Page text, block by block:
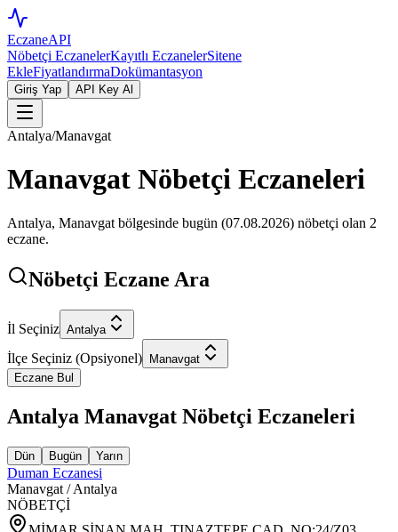
EczaneAPI
Nöbetçi EczanelerKayıtlı EczanelerSitene
EkleFiyatlandırmaDokümantasyon
Giriş Yap API Key Al
Antalya/Manavgat
Manavgat Nöbetçi Eczaneleri
Antalya, Manavgat bölgesinde bugün (07.08.2026) nöbetçi olan 2
eczane.
Nöbetçi Eczane Ara
İl Seçiniz Antalya
İlçe Seçiniz (Opsiyonel) Manavgat
Eczane Bul
Antalya Manavgat Nöbetçi Eczaneleri
Dün Bugün Yarın
Duman Eczanesi
Manavgat /Antalya
NÖBETÇİ